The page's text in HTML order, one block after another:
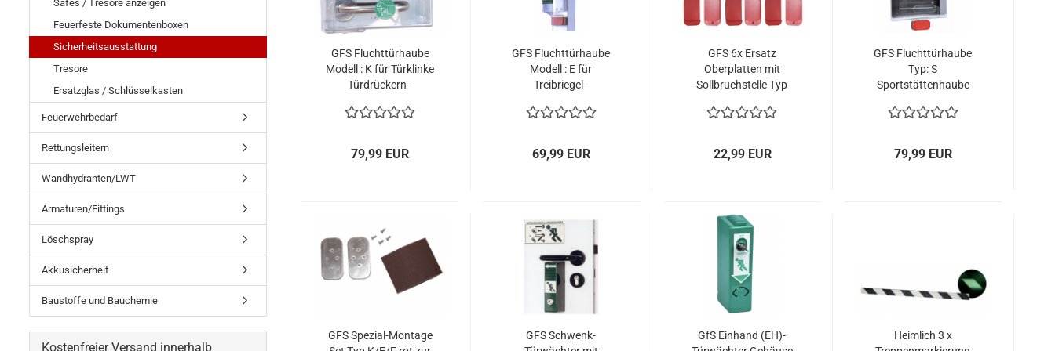
GFS Fluchttürhaube
Modell : K für Türklinke
Türdrückern -
79,99 EUR
GFS Fluchttürhaube
Modell : E für
Treibriegel -
Treibriegeln
69,99 EUR
GFS 6x Ersatz
Oberplatten mit
Sollbruchstelle Typ
Fluchttürhaube GFS
22,99 EUR
GFS Fluchttürhaube
Typ: S
Sportstättenhaube
79,99 EUR
GFS Spezial-Montage
GFS Schwenk-
GfS Einhand (EH)-
Heimlich 3 x
Safes / Tresore anzeigen
Feuerfeste Dokumentenboxen
Sicherheitsausstattung
Tresore
Ersatzglas / Schlüsselkasten
Feuerwehrbedarf
Rettungsleitern
Wandhydranten/LWT
Armaturen/Fittings
Löschspray
Akkusicherheit
Baustoffe und Bauchemie
Kostenfreier Versand innerhalb